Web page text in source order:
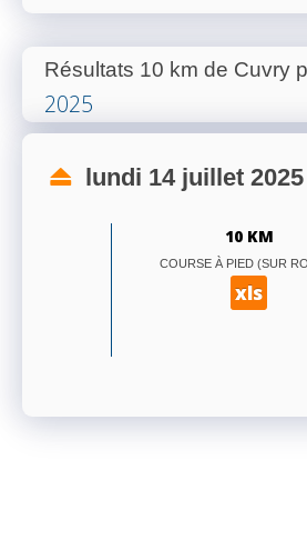
Résultats 10 km de Cuvry
2025
lundi 14 juillet 2025
10 KM
COURSE À PIED (SUR
xls